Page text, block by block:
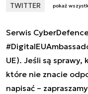
TWITTER
pokaż
Serwis
UE). Jeśli są
które nie znacie
napisać –